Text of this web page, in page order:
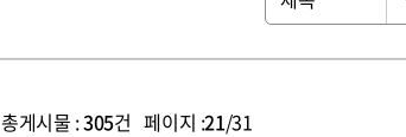
총게시물 :305건 페이지 :21/31